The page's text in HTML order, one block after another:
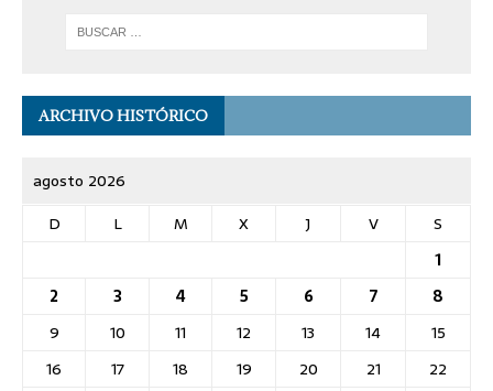
ARCHIVO HISTÓRICO
agosto 2026
D
L M X J V
S
1
2
3 4 5 6 7
8
9
10 11 12 13 14
15
16
17 18 19 20 21
22